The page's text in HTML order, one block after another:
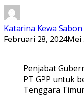
Katarina Kewa
Februari 28, 2024Mei
Penjabat
PT GPP untuk
Tenggara